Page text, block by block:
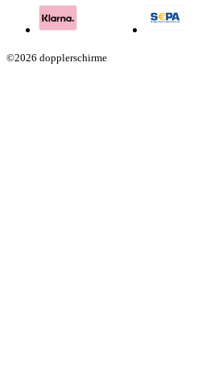
©2026 dopplerschirme